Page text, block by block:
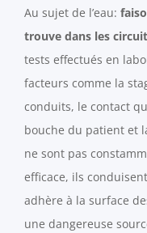
Au sujet de l’eau:
trouve dans les
tests effectués en
facteurs comme la
conduits, le contact
bouche du patient et
ne sont pas
efficace, ils
adhère à la surface
une dangereuse